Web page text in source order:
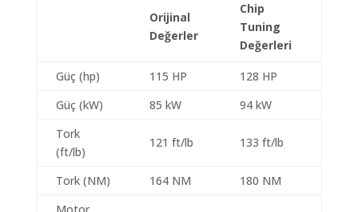
Orijinal
Değerler
Chip
Tuning
Değerleri
Güç (hp) 115 HP
128 HP
Güç (kW)
85 kW
94 kW
Tork
(ft/lb)
121 ft/lb 133 ft/lb
Tork (NM) 164 NM
180 NM